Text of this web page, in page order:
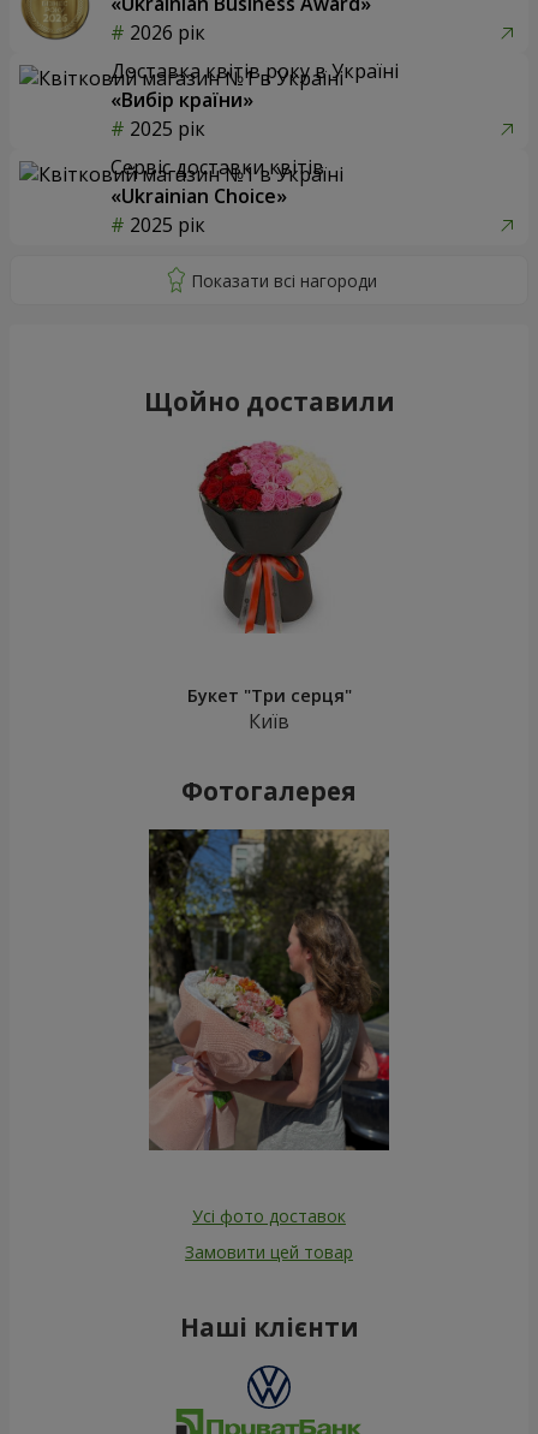
2026 рік
Доставка квітів року в Україні
«Вибір країни»
2025 рік
Сервіс доставки квітів
«Ukrainian Choice»
2025 рік
Щойно доставили
Букет "Три серця"
Київ
Фотогалерея
Усі фото доставок
Замовити цей товар
Наші клієнти